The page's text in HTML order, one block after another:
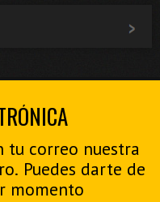
tu correo nuestra
Puedes darte de
momento